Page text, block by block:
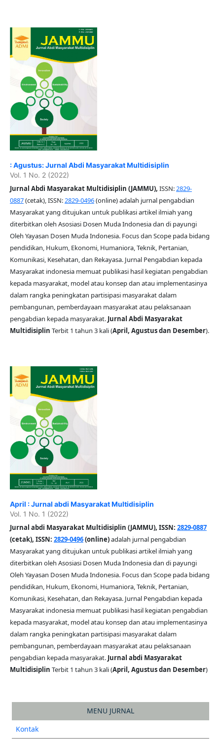
: Agustus: Jurnal Abdi Masyarakat Multidisiplin
Vol. 1 No. 2 (2022)
Jurnal Abdi Masyarakat Multidisiplin (JAMMU), ISSN:2829-
0887(cetak), ISSN:2829-0496(online) adalah jurnal pengabdian
Masyarakat yang ditujukan untuk publikasi artikel ilmiah yang
diterbitkan oleh Asosiasi Dosen Muda Indonesia dan di payungi
Oleh Yayasan Dosen Muda Indonesia. Focus dan Scope pada bidang
pendidikan, Hukum, Ekonomi, Humaniora, Teknik, Pertanian,
Komunikasi, Kesehatan, dan Rekayasa. Jurnal Pengabdian kepada
Masyarakat indonesia memuat publikasi hasil kegiatan pengabdian
kepada masyarakat, model atau konsep dan atau implementasinya
dalam rangka peningkatan partisipasi masyarakat dalam
pembangunan, pemberdayaan masyarakat atau pelaksanaan
pengabdian kepada masyarakat. Jurnal Abdi Masyarakat
Multidisiplin Terbit 1 tahun 3 kali (April, Agustus dan Desember).
April : Jurnal abdi Masyarakat Multidisiplin
Vol. 1 No. 1 (2022)
Jurnal abdi Masyarakat Multidisiplin (JAMMU), ISSN: 2829-0887
(cetak), ISSN: 2829-0496(online)adalah jurnal pengabdian
Masyarakat yang ditujukan untuk publikasi artikel ilmiah yang
diterbitkan oleh Asosiasi Dosen Muda Indonesia dan di payungi
Oleh Yayasan Dosen Muda Indonesia. Focus dan Scope pada bidang
pendidikan, Hukum, Ekonomi, Humaniora, Teknik, Pertanian,
Komunikasi, Kesehatan, dan Rekayasa. Jurnal Pengabdian kepada
Masyarakat indonesia memuat publikasi hasil kegiatan pengabdian
kepada masyarakat, model atau konsep dan atau implementasinya
dalam rangka peningkatan partisipasi masyarakat dalam
pembangunan, pemberdayaan masyarakat atau pelaksanaan
pengabdian kepada masyarakat. Jurnal abdi Masyarakat
Multidisiplin Terbit 1 tahun 3 kali (April, Agustus dan Desember)
MENU JURNAL
Kontak